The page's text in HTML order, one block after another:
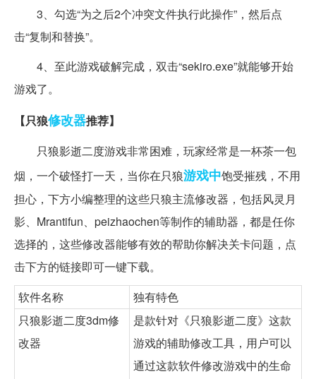
3、勾选“为之后2个冲突文件执行此操作”，然后点
击“复制和替换”。
4、至此游戏破解完成，双击“sekiro.exe”就能够开始
游戏了。
【只狼修改器推荐】
只狼影逝二度游戏非常困难，玩家经常是一杯茶一包
烟，一个破怪打一天，当你在只狼游戏中饱受摧残，不用
担心，下方小编整理的这些只狼主流修改器，包括风灵月
影、Mrantifun、peizhaochen等制作的辅助器，都是任你
选择的，这些修改器能够有效的帮助你解决关卡问题，点
击下方的链接即可一键下载。
软件名称
独有特色
只狼影逝二度3dm修
改器
是款针对《只狼影逝二度》这款
游戏的辅助修改工具，用户可以
通过这款软件修改游戏中的生命